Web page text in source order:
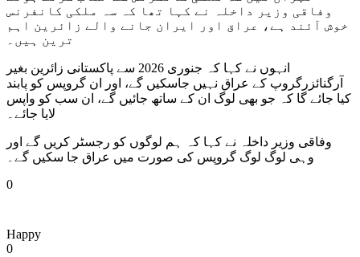
وفاقی وزیر داخلہ نے کہا تھا کہ سہ ملکی کانفرنس
خوش آئند ہے، عراق اور ایران جانے والے زائرین اہم
ترین ہیں۔
انہوں نے کہا کہ جنوری 2026 سے پاکستانی زائرین بغیر
آرگنائزرگروپ کے عراق نہیں جاسکیں گے، اور ان گروپس کو پابند
کیا جائے گا کہ جو بھی لوگ ان کے ساتھ جائیں گے، ان سب کو واپس
لایا جائے۔
وفاقی وزیر داخلہ نے کہا کہ ہم لوگوں کو رجسٹر کریں گے اور
وہی لوگ لوگ گروپس کی صورت میں عراق جا سکیں گے۔
0
Happy
0